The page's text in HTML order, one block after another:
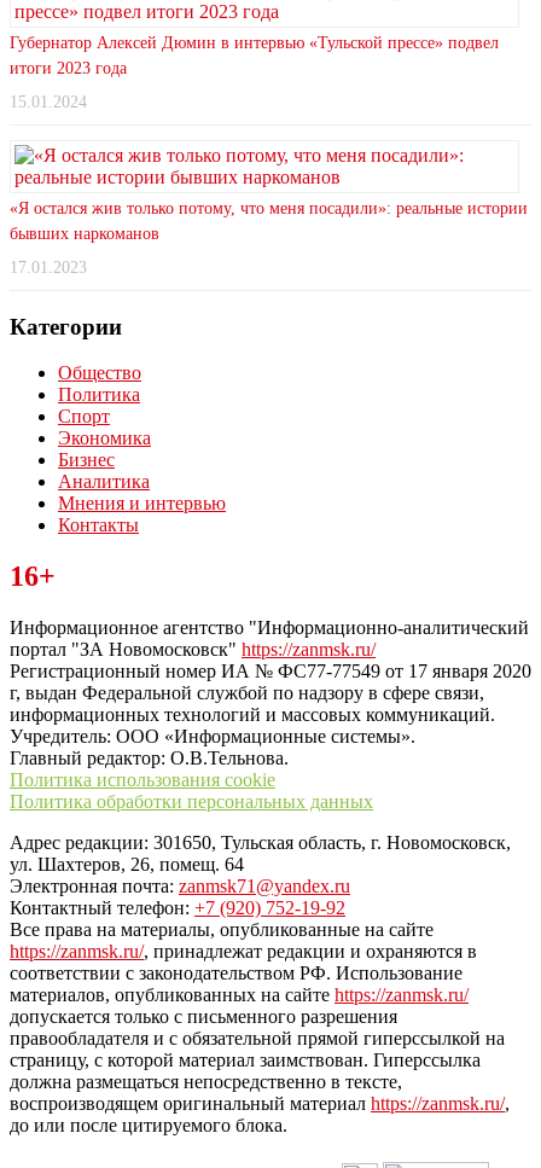
Губернатор Алексей Дюмин в интервью «Тульской прессе» подвел
итоги 2023 года
15.01.2024
«Я остался жив только потому, что меня посадили»: реальные истории
бывших наркоманов
17.01.2023
Категории
Общество
Политика
Спорт
Экономика
Бизнес
Аналитика
Мнения и интервью
Контакты
Читайте последние новости дня в Тульской области на сайте
“ЗаНовомосковск”
16+
Информационное агентство "Информационно-аналитический
портал "ЗА Новомосковск" https://zanmsk.ru/
Регистрационный номер ИА № ФС77-77549 от 17 января 2020
г, выдан Федеральной службой по надзору в сфере связи,
информационных технологий и массовых коммуникаций.
Учредитель: ООО «Информационные системы».
Главный редактор: О.В.Тельнова.
Политика использования cookie
Политика обработки персональных данных
Адрес редакции: 301650, Тульская область, г. Новомосковск,
ул. Шахтеров, 26, помещ. 64
Электронная почта: zanmsk71@yandex.ru
Контактный телефон: +7 (920) 752-19-92
Все права на материалы, опубликованные на сайте
https://zanmsk.ru/, принадлежат редакции и охраняются в
соответствии с законодательством РФ. Использование
материалов, опубликованных на сайте https://zanmsk.ru/
допускается только с письменного разрешения
правообладателя и с обязательной прямой гиперссылкой на
страницу, с которой материал заимствован. Гиперссылка
должна размещаться непосредственно в тексте,
воспроизводящем оригинальный материал https://zanmsk.ru/,
до или после цитируемого блока.